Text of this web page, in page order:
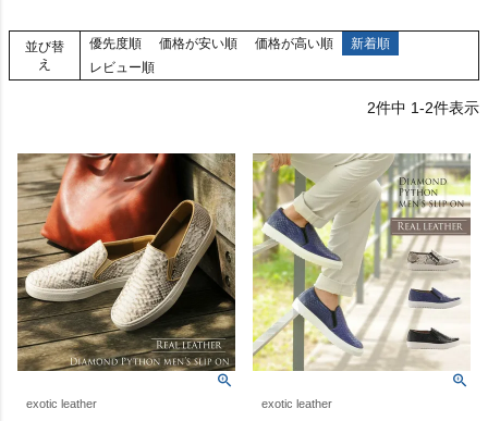
並び替
え
優先度順 価格が安い順 価格が高い順
新着順
レビュー順
2件中 1-2件表示
exotic leather exotic leather